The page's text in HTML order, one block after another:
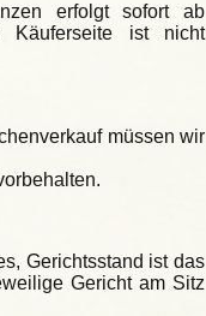
erfolgt sofort ab
Käuferseite ist nicht
müssen wir
Gerichtsstand ist das
Gericht am Sitz